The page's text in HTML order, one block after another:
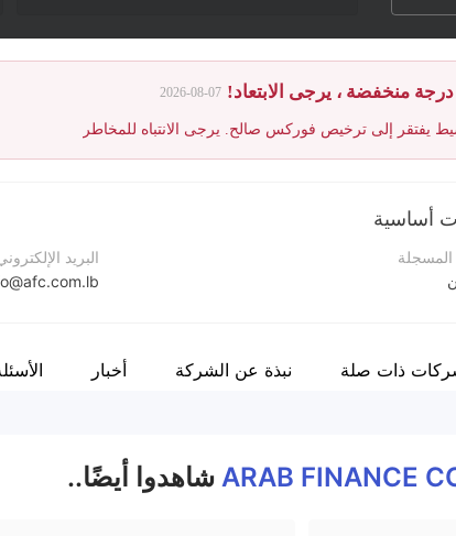
منخفضة ، يرجى الابتعاد! 2026-08-07
يفتقر إلى ترخيص فوركس صالح. يرجى الانتباه للمخاطر
أساسية
المسجلة
البريد
موقع الشركة
ذات صلة نبذة عن الشركة أخبار
ARAB FINANCE شاهدوا أيضًا..